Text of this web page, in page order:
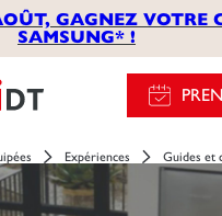
GAGNEZ VOTRE
SAMSUNG* !
Expériences Guides et